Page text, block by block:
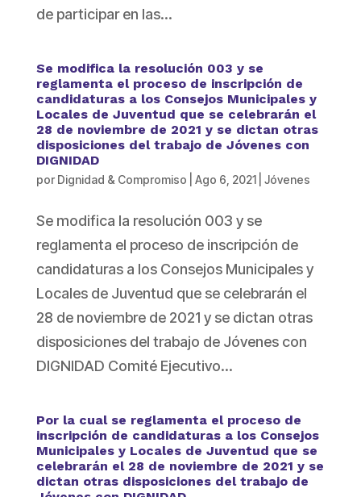
de participar en las...
Se modifica la resolución 003 y se
reglamenta el proceso de inscripción de
candidaturas a los Consejos Municipales y
Locales de Juventud que se celebrarán el
28 de noviembre de 2021 y se dictan otras
disposiciones del trabajo de Jóvenes con
DIGNIDAD
por Dignidad & Compromiso Ago 6, 2021| Jóvenes
Se modifica la resolución 003 y se
reglamenta el proceso de inscripción de
candidaturas a los Consejos Municipales y
Locales de Juventud que se celebrarán el
28 de noviembre de 2021 y se dictan otras
disposiciones del trabajo de Jóvenes con
DIGNIDAD Comité Ejecutivo...
Por la cual se reglamenta el proceso de
inscripción de candidaturas a los Consejos
Municipales y Locales de Juventud que se
celebrarán el 28 de noviembre de 2021 y se
dictan otras disposiciones del trabajo de